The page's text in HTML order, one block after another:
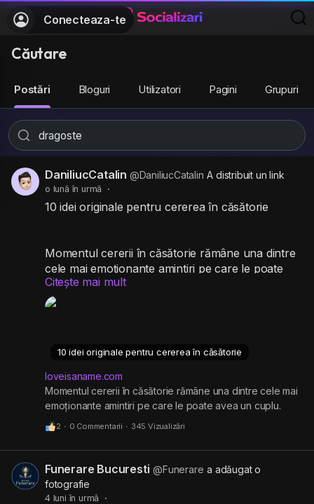
Conecteaza-te
Căutare
Postări Bloguri Utilizatori Pagini Grupuri
DaniliucCatalin @DaniliucCatalin A distribuit un link
o lună în urmă ·
10 idei originale pentru cererea în căsătorie
Momentul cererii în căsătorie rămâne una dintre
cele mai emoționante amintiri pe care le poate
avea un cuplu. Deși genunchiul îndoit și inelul
scos din buzunar rămân clasici de neînlocuit, tot
dragoste. Dacă vrei ca acest moment să fie unic
și memorabil, iată zece idei originale care te pot
inspira.
https://loveisaname.com/10-idei-originale-pentru-
Citește mai mult
10 idei originale pentru cererea în căsătorie
loveisaname.com
Momentul cererii în căsătorie rămâne una dintre cele mai
emoționante amintiri pe care le poate avea un cuplu.
Deși genunchiul îndoit și inelul scos din
2 · 0 Commentarii · 345 Vizualizări
Funerare Bucuresti @Funerare a adăugat o
fotografie
4 luni în urmă ·